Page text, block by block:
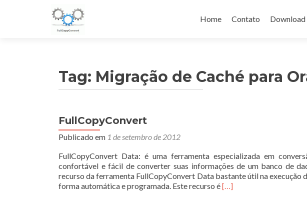
para
Home Contato Download
Tag: Migração de Caché para
FullCopyConvert
Publicado em 1 de setembro de 2012
FullCopyConvert Data: é uma ferramenta especializada em
confortável e fácil de converter suas informações de um banco de
recurso da ferramenta FullCopyConvert Data bastante útil na execução
forma automática e programada. Este recurso éLeia
[…]